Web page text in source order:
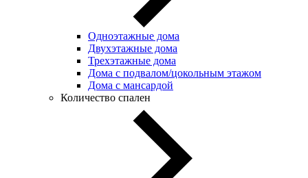
Одноэтажные дома
Двухэтажные дома
Трехэтажные дома
Дома с подвалом/цокольным этажом
Дома с мансардой
Количество спален